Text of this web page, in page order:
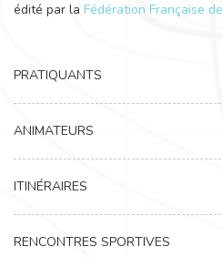
édité par la Fédération Française
PRATIQUANTS
ANIMATEURS
ITINÉRAIRES
RENCONTRES SPORTIVES